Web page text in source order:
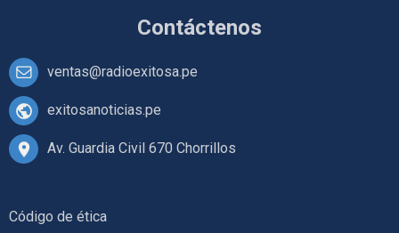
Contáctenos
ventas@radioexitosa.pe
exitosanoticias.pe
Av. Guardia Civil 670 Chorrillos
Código de ética